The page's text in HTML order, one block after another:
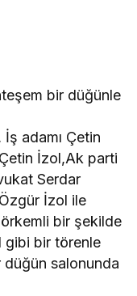
bir düğünle
adamı Çetin
İzol,Ak parti
Serdar
İzol ile
bir şekilde
gibi bir törenle
düğün salonunda